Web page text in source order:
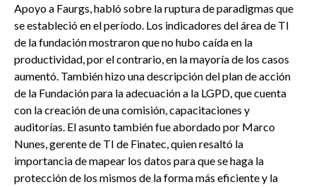
Apoyo a Faurgs, habló sobre la ruptura de paradigmas que
se estableció en el período. Los indicadores del área de TI
de la fundación mostraron que no hubo caída en la
productividad, por el contrario, en la mayoría de los casos
aumentó. También hizo una descripción del plan de acción
de la Fundación para la adecuación a la LGPD, que cuenta
con la creación de una comisión, capacitaciones y
auditorías. El asunto también fue abordado por Marco
Nunes, gerente de TI de Finatec, quien resaltó la
importancia de mapear los datos para que se haga la
protección de los mismos de la forma más eficiente y la